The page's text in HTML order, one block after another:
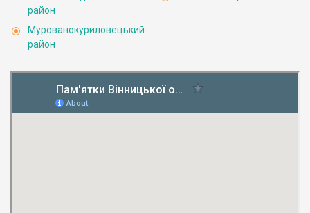
район
Мурованокуриловецький
район